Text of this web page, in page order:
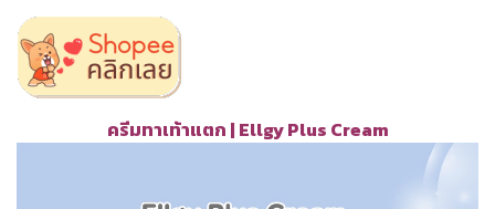
ครีมทาเท้าแตก | Ellgy Plus Cream